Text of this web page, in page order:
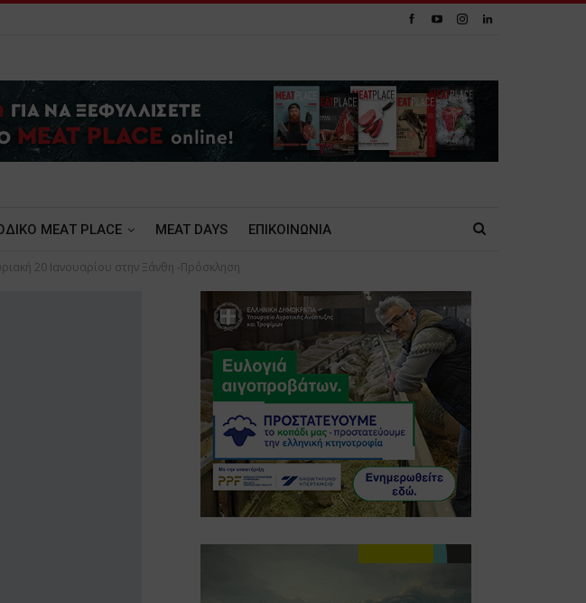
ΜΕΑΤ PLACE MEAT DAYS ΕΠΙΚΟΙΝΩΝΙΑ
20 Ιανουαρίου στην Ξάνθη -Πρόσκληση